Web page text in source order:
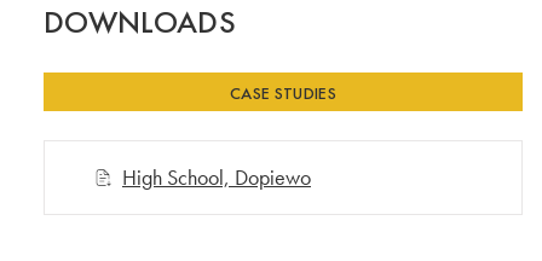
DOWNLOADS
CASE STUDIES
High School, Dopiewo